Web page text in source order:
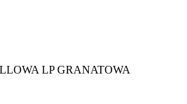
LP GRANATOWA